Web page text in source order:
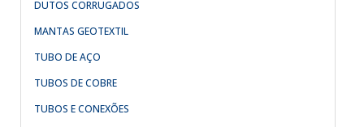
DUTOS CORRUGADOS
MANTAS GEOTEXTIL
TUBO DE AÇO
TUBOS DE COBRE
TUBOS E CONEXÕES